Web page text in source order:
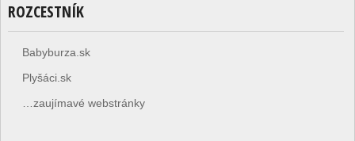
ROZCESTNÍK
Babyburza.sk
Plyšáci.sk
…zaujímavé webstránky